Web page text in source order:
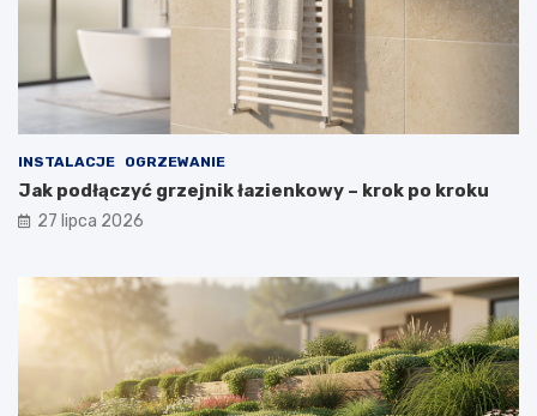
INSTALACJE OGRZEWANIE
Jak podłączyć grzejnik łazienkowy – krok po kroku
27 lipca 2026